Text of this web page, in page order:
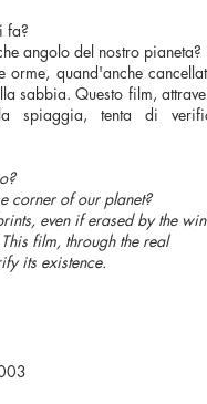
fa?
angolo del nostro pianeta?
quand'anche
sabbia. Questo film,
spiaggia, tenta di
corner of our planet?
even if erased by the
film, through the real
its existence.